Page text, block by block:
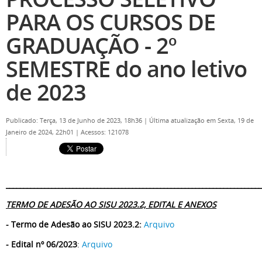
PARA OS CURSOS DE
GRADUAÇÃO - 2º
SEMESTRE do ano letivo
de 2023
Publicado: Terça, 13 de Junho de 2023, 18h36 | Última atualização em Sexta, 19 de
Janeiro de 2024, 22h01 | Acessos: 121078
TERMO DE ADESÃO AO SISU 2023.2, EDITAL EANEXOS
- Termo de Adesão ao SISU 2023.2: Arquivo
- Edital nº 06/2023: Arquivo